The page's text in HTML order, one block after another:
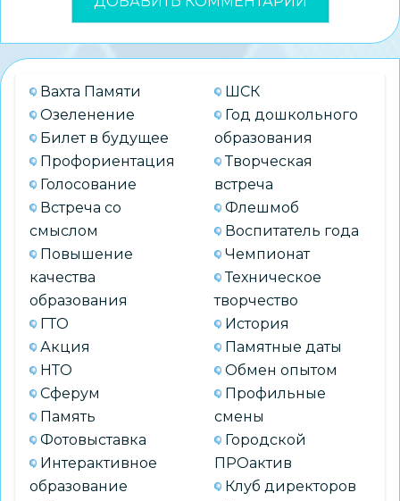
Вахта Памяти
Озеленение
Билет в будущее
Профориентация
Голосование
Встреча со
смыслом
Повышение
качества
образования
ГТО
Акция
НТО
Сферум
Память
Фотовыставка
Интерактивное
образование
ШСК
Год дошкольного
образования
Творческая
встреча
Флешмоб
Воспитатель года
Чемпионат
Техническое
творчество
История
Памятные даты
Обмен опытом
Профильные
смены
Городской
ПРОактив
Клуб директоров